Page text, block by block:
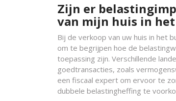
Zijn er
van mijn huis in
Bij de verkoop van uw huis in het
om te begrijpen hoe de
toepassing zijn. Verschillende
goedtransacties, zoals
een fiscaal expert om ervoor te
dubbele belastingheffing te